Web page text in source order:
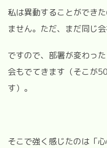
私は異動することができ
ません。ただ、まだ同じ
ですので、部署が変わっ
会もでてきます（そこが
す）。
そこで強く感じたのは「